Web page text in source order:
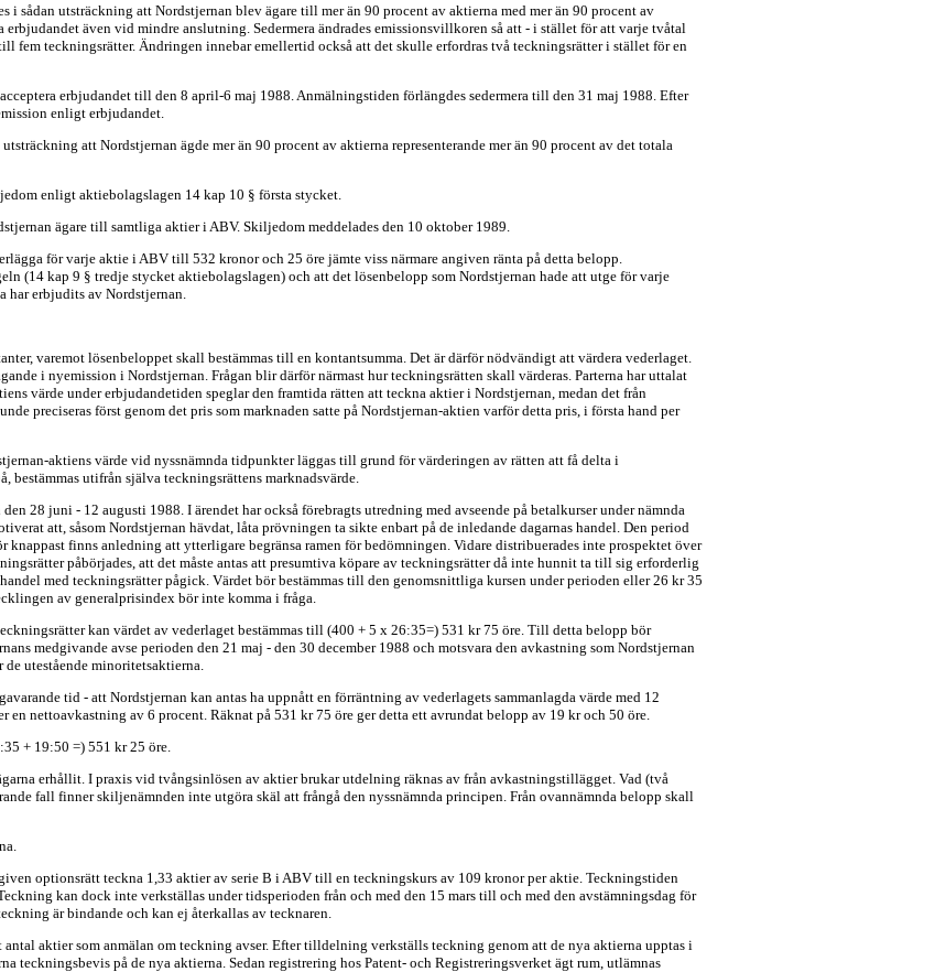
i sådan utsträckning att Nordstjernan blev ägare till mer än 90 procent av aktierna med mer än 90 procent av
även vid mindre anslutning. Sedermera ändrades emissionsvillkoren så att - i stället för att varje tvåtal
teckningsrätter. Ändringen innebar emellertid också att det skulle erfordras två teckningsrätter i stället för en
erbjudandet till den 8 april-6 maj 1988. Anmälningstiden förlängdes sedermera till den 31 maj 1988. Efter
enligt erbjudandet.
att Nordstjernan ägde mer än 90 procent av aktierna representerande mer än 90 procent av det totala
enligt aktiebolagslagen 14 kap 10 § första stycket.
ägare till samtliga aktier i ABV. Skiljedom meddelades den 10 oktober 1989.
för varje aktie i ABV till 532 kronor och 25 öre jämte viss närmare angiven ränta på detta belopp.
(14 kap 9 § tredje stycket aktiebolagslagen) och att det lösenbelopp som Nordstjernan hade att utge för varje
erbjudits av Nordstjernan.
varemot lösenbeloppet skall bestämmas till en kontantsumma. Det är därför nödvändigt att värdera vederlaget.
i nyemission i Nordstjernan. Frågan blir därför närmast hur teckningsrätten skall värderas. Parterna har uttalat
värde under erbjudandetiden speglar den framtida rätten att teckna aktier i Nordstjernan, medan det från
preciseras först genom det pris som marknaden satte på Nordstjernan-aktien varför detta pris, i första hand per
aktiens värde vid nyssnämnda tidpunkter läggas till grund för värderingen av rätten att få delta i
bestämmas utifrån själva teckningsrättens marknadsvärde.
28 juni - 12 augusti 1988. I ärendet har också förebragts utredning med avseende på betalkurser under nämnda
att, såsom Nordstjernan hävdat, låta prövningen ta sikte enbart på de inledande dagarnas handel. Den period
finns anledning att ytterligare begränsa ramen för bedömningen. Vidare distribuerades inte prospektet över
påbörjades, att det måste antas att presumtiva köpare av teckningsrätter då inte hunnit ta till sig erforderlig
med teckningsrätter pågick. Värdet bör bestämmas till den genomsnittliga kursen under perioden eller 26 kr 35
av generalprisindex bör inte komma i fråga.
kan värdet av vederlaget bestämmas till (400 + 5 x 26:35=) 531 kr 75 öre. Till detta belopp bör
medgivande avse perioden den 21 maj - den 30 december 1988 och motsvara den avkastning som Nordstjernan
utestående minoritetsaktierna.
tid - att Nordstjernan kan antas ha uppnått en förräntning av vederlagets sammanlagda värde med 12
nettoavkastning av 6 procent. Räknat på 531 kr 75 öre ger detta ett avrundat belopp av 19 kr och 50 öre.
+ 19:50 =) 551 kr 25 öre.
erhållit. I praxis vid tvångsinlösen av aktier brukar utdelning räknas av från avkastningstillägget. Vad (två
fall finner skiljenämnden inte utgöra skäl att frångå den nyssnämnda principen. Från ovannämnda belopp skall
optionsrätt teckna 1,33 aktier av serie B i ABV till en teckningskurs av 109 kronor per aktie. Teckningstiden
kan dock inte verkställas under tidsperioden från och med den 15 mars till och med den avstämningsdag för
är bindande och kan ej återkallas av tecknaren.
aktier som anmälan om teckning avser. Efter tilldelning verkställs teckning genom att de nya aktierna upptas i
teckningsbevis på de nya aktierna. Sedan registrering hos Patent- och Registreringsverket ägt rum, utlämnas